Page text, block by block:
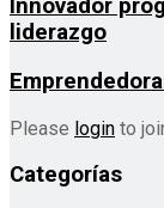
Innovador
liderazgo
Please login to
Categorías